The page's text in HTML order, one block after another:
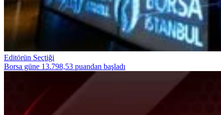
Editörün Seçtiği
Borsa güne 13.798,53 puandan başladı